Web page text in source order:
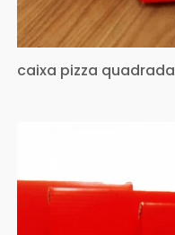
caixa pizza quadrada